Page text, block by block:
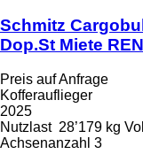
Schmitz
Dop.St Miete
Preis auf Anfrage
Kofferauflieger
2025
Nutzlast 28’179 kg
Achsenanzahl 3